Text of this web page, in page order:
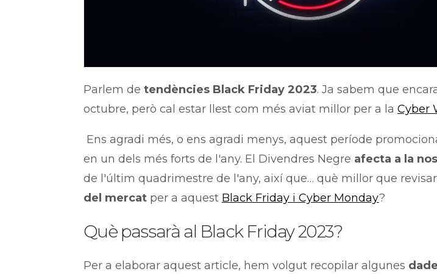
Parlem de tendències Black Friday 2023. Ja sabem que
octubre, però cal estar llest com més aviat millor per a la Cyber
Ens agradi més, o ens agradi menys, aquest període
en un dels més forts de l'any. El Divendres Negre afecta a la
de l'últim quadrimestre de l'any, així que… què millor que
del mercat per a aquest Black Friday i Cyber Monday?
Què passarà al Black Friday 2023?
Per a elaborar aquest article, hem volgut recopilar algunes